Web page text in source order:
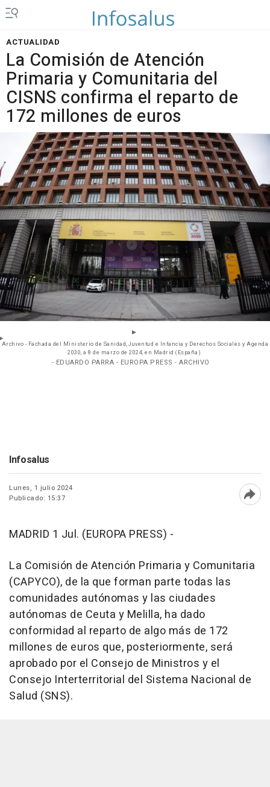
ACTUALIDAD
La Comisión de Atención
Primaria y Comunitaria del
CISNS confirma el reparto de
172 millones de euros
Archivo - Fachada del Ministerio de Sanidad, Juventud e Infancia y Derechos Sociales y Agenda
2030, a 8 de marzo de 2024, en Madrid (España).
- EDUARDO PARRA - EUROPA PRESS - ARCHIVO
Infosalus
Lunes, 1 julio 2024
Publicado: 15:37
MADRID 1 Jul. (EUROPA PRESS) -
La Comisión de Atención Primaria y Comunitaria
(CAPYCO), de la que forman parte todas las
comunidades autónomas y las ciudades
autónomas de Ceuta y Melilla, ha dado
conformidad al reparto de algo más de 172
millones de euros que, posteriormente, será
aprobado por el Consejo de Ministros y el
Consejo Interterritorial del Sistema Nacional de
Salud (SNS).